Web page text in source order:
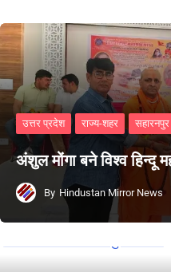
उत्तर प्रदेश राज्य-शहर सहारनपुर
अंशुल मोंगा बने विश्व हिन्दू
By Hindustan Mirror News